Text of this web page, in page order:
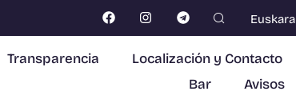
Euskara
Transparencia
Localización y Contacto
Bar
Avisos